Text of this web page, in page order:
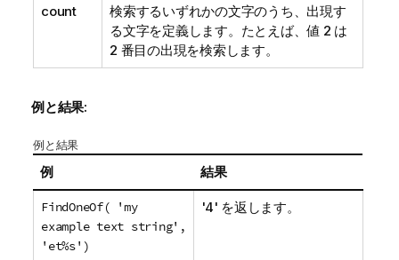
count
検索するいずれかの文字のうち、出現す
る文字を定義します。たとえば、値 2 は
2 番目の出現を検索します。
例と結果:
例と結果
例 結果
FindOneOf( 'my
example text string',
'et%s')
'4' を返します。